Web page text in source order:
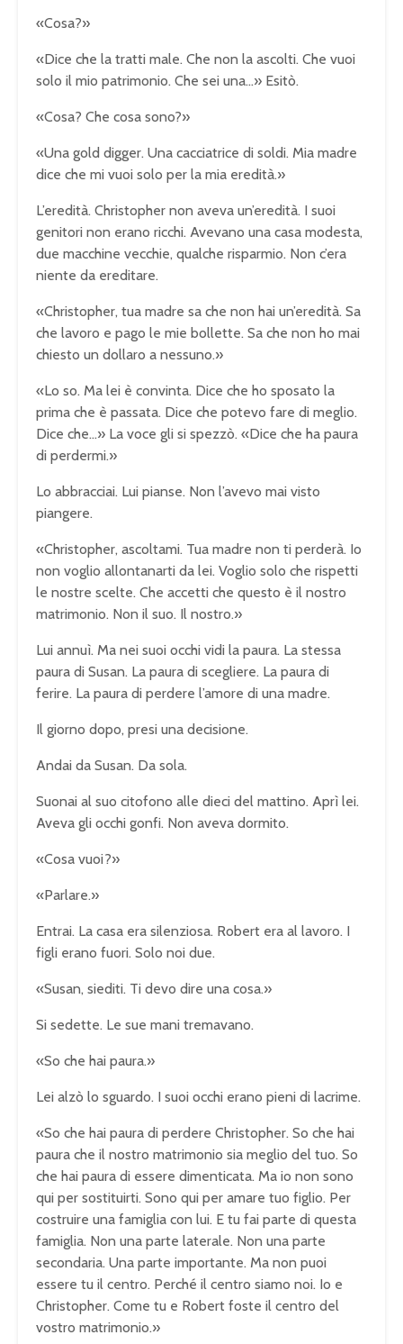
«Cosa?»
«Dice che la tratti male. Che non la ascolti. Che vuoi
solo il mio patrimonio. Che sei una…» Esitò.
«Cosa? Che cosa sono?»
«Una gold digger. Una cacciatrice di soldi. Mia madre
dice che mi vuoi solo per la mia eredità.»
L’eredità. Christopher non aveva un’eredità. I suoi
genitori non erano ricchi. Avevano una casa modesta,
due macchine vecchie, qualche risparmio. Non c’era
niente da ereditare.
«Christopher, tua madre sa che non hai un’eredità. Sa
che lavoro e pago le mie bollette. Sa che non ho mai
chiesto un dollaro a nessuno.»
«Lo so. Ma lei è convinta. Dice che ho sposato la
prima che è passata. Dice che potevo fare di meglio.
Dice che…» La voce gli si spezzò. «Dice che ha paura
di perdermi.»
Lo abbracciai. Lui pianse. Non l’avevo mai visto
piangere.
«Christopher, ascoltami. Tua madre non ti perderà. Io
non voglio allontanarti da lei. Voglio solo che rispetti
le nostre scelte. Che accetti che questo è il nostro
matrimonio. Non il suo. Il nostro.»
Lui annuì. Ma nei suoi occhi vidi la paura. La stessa
paura di Susan. La paura di scegliere. La paura di
ferire. La paura di perdere l’amore di una madre.
Il giorno dopo, presi una decisione.
Andai da Susan. Da sola.
Suonai al suo citofono alle dieci del mattino. Aprì lei.
Aveva gli occhi gonfi. Non aveva dormito.
«Cosa vuoi?»
«Parlare.»
Entrai. La casa era silenziosa. Robert era al lavoro. I
figli erano fuori. Solo noi due.
«Susan, siediti. Ti devo dire una cosa.»
Si sedette. Le sue mani tremavano.
«So che hai paura.»
Lei alzò lo sguardo. I suoi occhi erano pieni di lacrime.
«So che hai paura di perdere Christopher. So che hai
paura che il nostro matrimonio sia meglio del tuo. So
che hai paura di essere dimenticata. Ma io non sono
qui per sostituirti. Sono qui per amare tuo figlio. Per
costruire una famiglia con lui. E tu fai parte di questa
famiglia. Non una parte laterale. Non una parte
secondaria. Una parte importante. Ma non puoi
essere tu il centro. Perché il centro siamo noi. Io e
Christopher. Come tu e Robert foste il centro del
vostro matrimonio.»